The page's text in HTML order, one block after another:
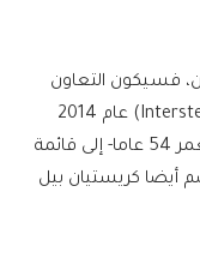
فسيكون التعاون
الثالث له مع نولان، بعد “بين النجوم” (Interstellar) عام 2014
و”أوبنهايمر”، وينضم الممثل -البالغ من العمر 54 عاما- إلى قائمة
أيضا كريستيان بيل